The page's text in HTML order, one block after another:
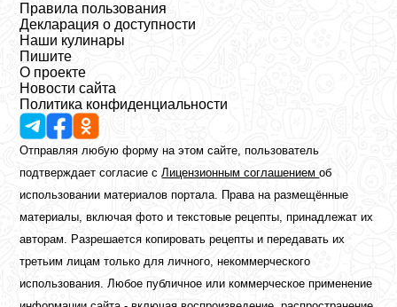
Правила пользования
Декларация о доступности
Наши кулинары
Пишите
О проекте
Новости сайта
Политика конфиденциальности
Отправляя любую форму на этом сайте, пользователь
подтверждает согласие сЛицензионным соглашениемоб
использовании материалов портала. Права на размещённые
материалы, включая фото и текстовые рецепты, принадлежат их
авторам. Разрешается копировать рецепты и передавать их
третьим лицам только для личного, некоммерческого
использования. Любое публичное или коммерческое применение